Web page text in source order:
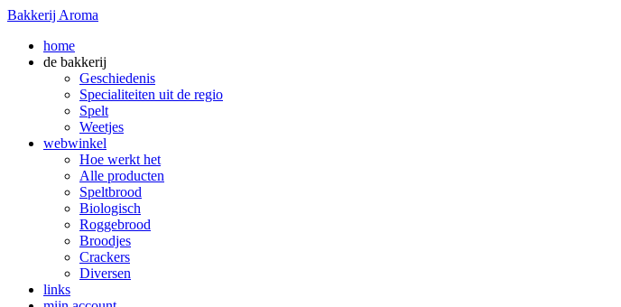
Bakkerij Aroma
home
de bakkerij
Geschiedenis
Specialiteiten uit de regio
Spelt
Weetjes
webwinkel
Hoe werkt het
Alle producten
Speltbrood
Biologisch
Roggebrood
Broodjes
Crackers
Diversen
links